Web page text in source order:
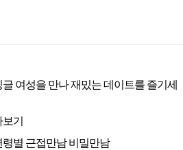
여성을 만나 재밌는 데이트를 즐기세
기
별 근접만남 비밀만남